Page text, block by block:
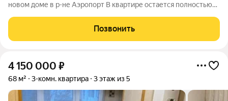
новом доме в р-не Аэропорт В квартире остается полностью
новое! На 1 этаж с/у, кухня и гостиная. На 2 этаже спальня,
спальня -
Позвонить
4 150 000 ₽
68 м² 3-комн. квартира 3 этаж из 5